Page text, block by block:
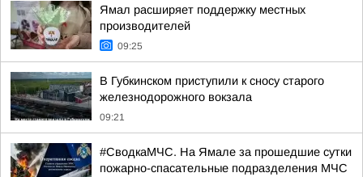
Ямал расширяет поддержку местных
производителей
09:25
В Губкинском приступили к сносу старого
железнодорожного вокзала
09:21
#СводкаМЧС. На Ямале за прошедшие сутки
пожарно-спасательные подразделения МЧС